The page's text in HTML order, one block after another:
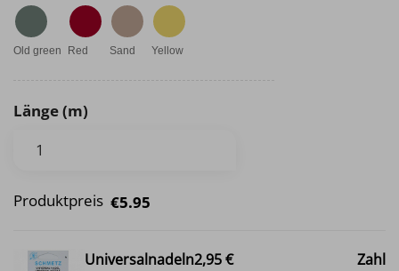
Old green Red Sand Yellow
Länge (m)
Produktpreis €5.95
Universalnadeln2,95 €
Zahl